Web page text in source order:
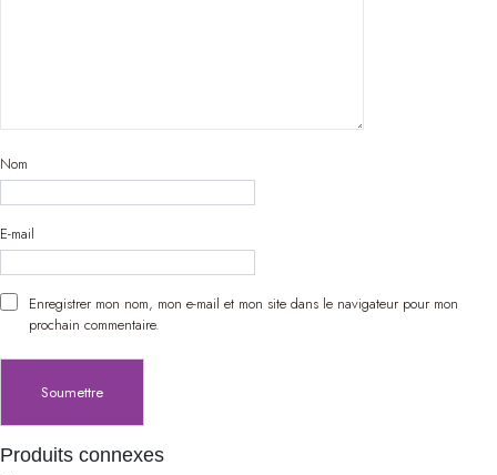
Nom
E-mail
Enregistrer mon nom, mon e-mail et mon site dans le navigateur pour mon
prochain commentaire.
Produits connexes